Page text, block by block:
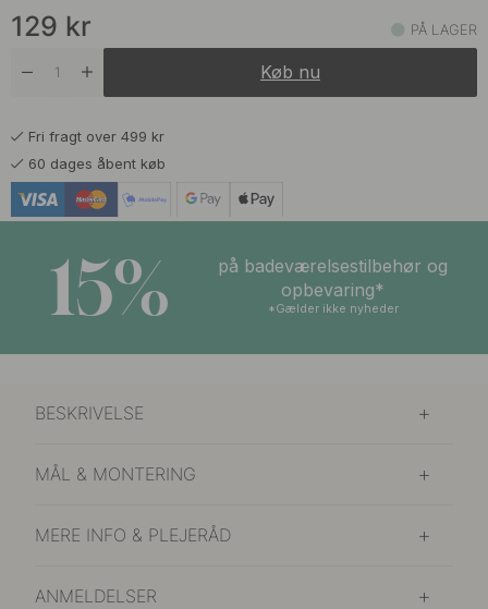
Brunet Messing På lager
Forniklet På lager
Mat Sort
Rå/Poleret Messing 139 kr
129 kr PÅ LAGER
Køb nu
Fri fragt over 499 kr
60 dages åbent køb
15%
på badeværelsestilbehør og
opbevaring*
*Gælder ikke nyheder
BESKRIVELSE
MÅL & MONTERING
MERE INFO & PLEJERÅD
ANMELDELSER